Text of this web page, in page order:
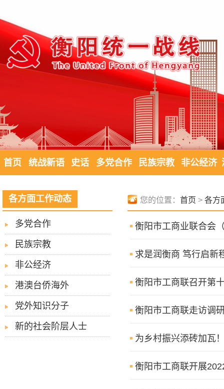
首页 统战新语 史话 多党合作 民族宗教 非公经济
各方面工作动态
多党合作
民族宗教
非公经济
港澳台侨海外
党外知识分子
新的社会阶层人士
您的位置： 首页 > 各方
衡阳市工商业联合会
求是润衡商 笃行启新
衡阳市工商联召开第
衡阳市工商联走访调
为乡村振兴添砖加瓦
衡阳市工商联开展